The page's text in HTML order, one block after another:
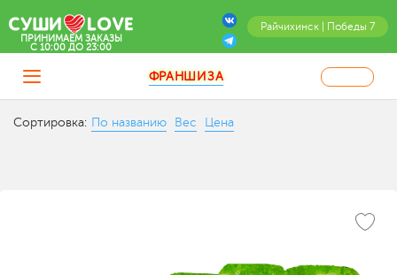
Райчихинск | Победы 7
ПРИНИМАЕМ ЗАКАЗЫ
C 10:00 ДО 23:00
ФРАНШИЗА
Сортировка: По названию Вес Цена